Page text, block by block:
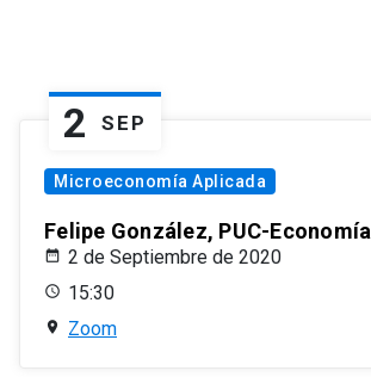
2 SEP
Microeconomía Aplicada
Felipe González, PUC-Economía
2 de Septiembre de 2020
15:30
Zoom